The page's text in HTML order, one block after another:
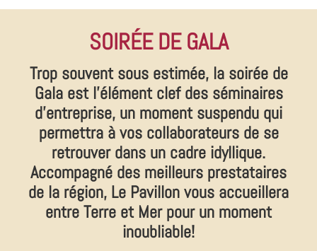
SOIRÉE DE GALA
Trop souvent sous estimée, la soirée de
Gala est l'élément clef des séminaires
d'entreprise, un moment suspendu qui
permettra à vos collaborateurs de se
retrouver dans un cadre idyllique.
Accompagné des meilleurs prestataires
de la région, Le Pavillon vous accueillera
entre Terre et Mer pour un moment
inoubliable!